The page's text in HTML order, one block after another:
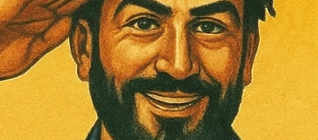
Γίνε
Σας